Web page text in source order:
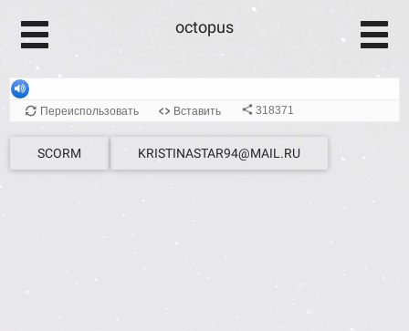
octopus
SCORM KRISTINASTAR94@MAIL.RU